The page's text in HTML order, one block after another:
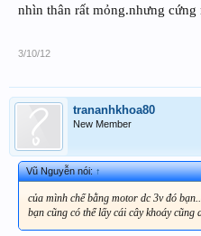
nhìn thân rất mỏng.nhưng cứng
3/10/12
trananhkhoa80
New Member
Vũ Nguyễn nói:↑
của mình chế bằng motor dc 3v đó
bạn cũng có thể lấy cái cây khoáy cũng